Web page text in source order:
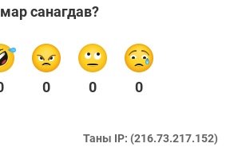
санагдав?
0 0 0
Таны IP: (216.73.217.152)